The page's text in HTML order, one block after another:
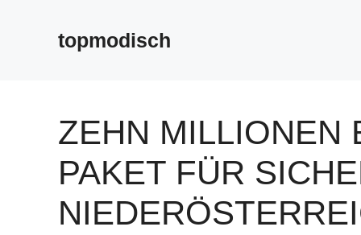
topmodisch
ZEHN MILLIONEN
PAKET FÜR